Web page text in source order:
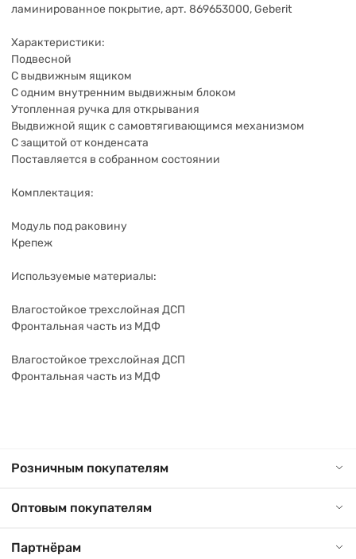
ламинированное покрытие, арт. 869653000, Geberit
Характеристики:
Подвесной
С выдвижным ящиком
С одним внутренним выдвижным блоком
Утопленная ручка для открывания
Выдвижной ящик с самовтягивающимся механизмом
С защитой от конденсата
Поставляется в собранном состоянии
Комплектация:
Модуль под раковину
Крепеж
Используемые материалы:
Влагостойкое трехслойная ДСП
Фронтальная часть из МДФ
Влагостойкое трехслойная ДСП
Фронтальная часть из МДФ
Розничным покупателям
Оптовым покупателям
Партнёрам